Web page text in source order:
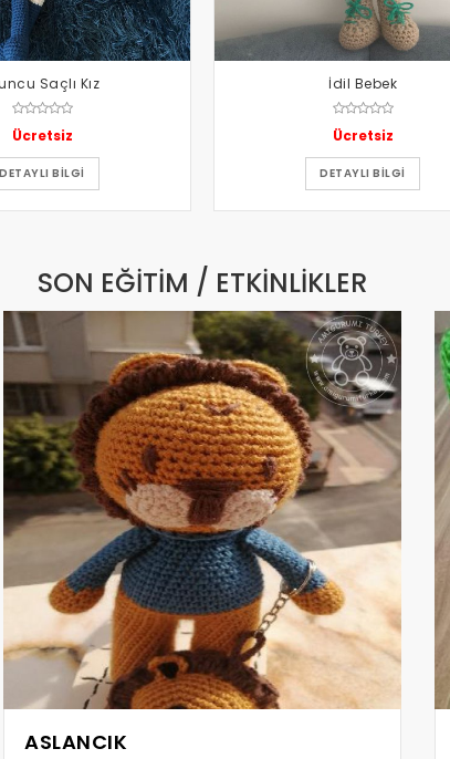
Saçlı Kız
Ücretsiz
DETAYLI BILGI
İdil Bebek
Ücretsiz
DETAYLI BILGI
SON EĞITIM / ETKINLIKLER
ASLANCIK